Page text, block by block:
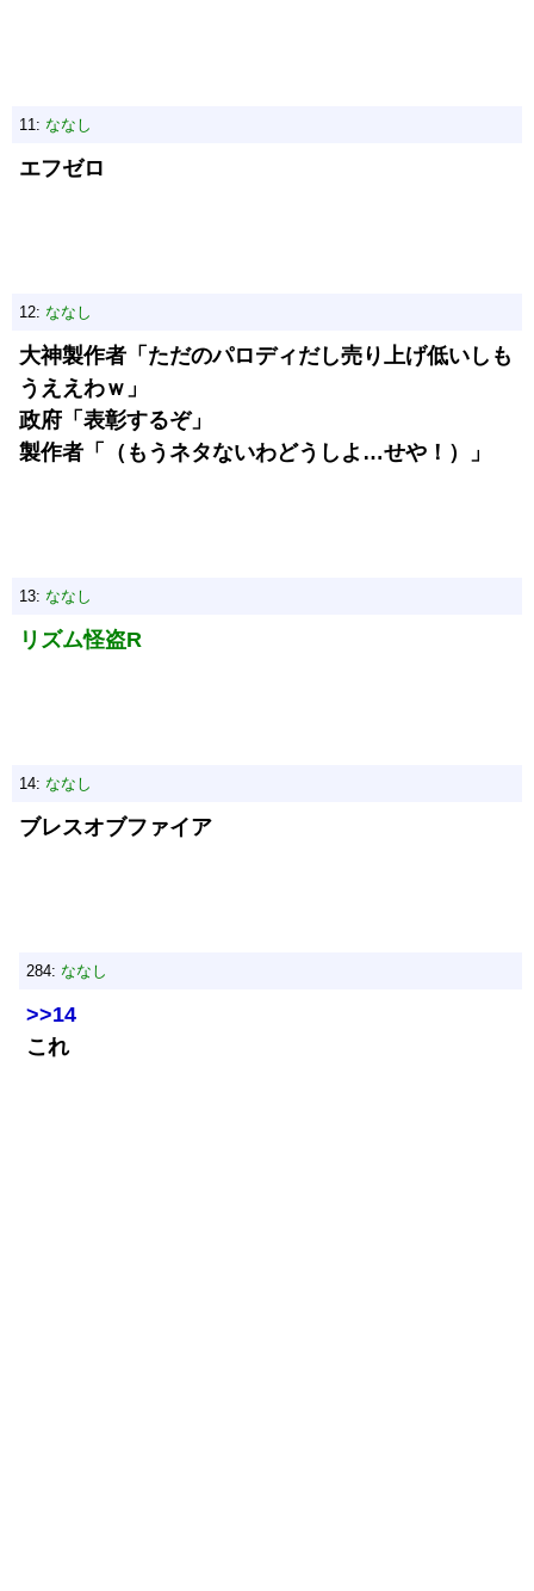
11: ななし
エフゼロ
12: ななし
大神製作者「ただのパロディだし売り上げ低いしも
うええわｗ」
政府「表彰するぞ」
製作者「（もうネタないわどうしよ…せや！）」
13: ななし
リズム怪盗R
14: ななし
ブレスオブファイア
284: ななし
>>14
これ